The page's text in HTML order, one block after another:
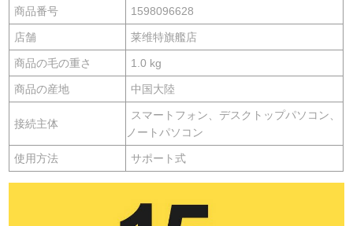
商品番号 1598096628
店舗 莱维特旗艦店
商品の毛の重さ 1.0 kg
商品の産地 中国大陸
接続主体
スマートフォン、デスクトップパソコン、
ノートパソコン
使用方法 サポート式